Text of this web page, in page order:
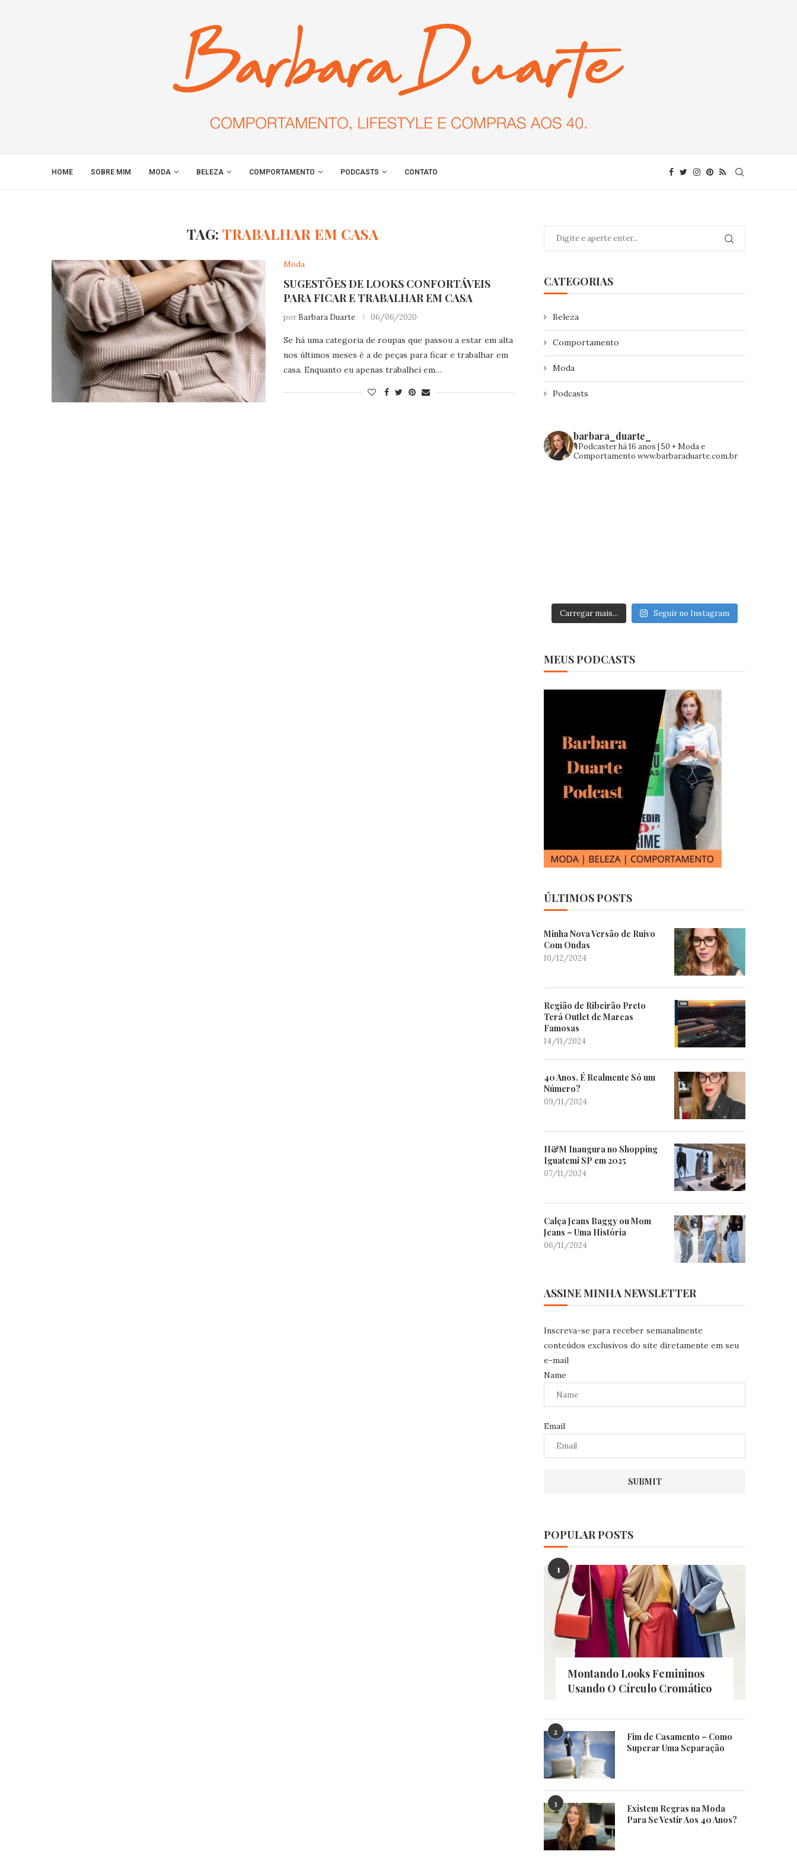
HOME SOBRE MIM MODA BELEZA COMPORTAMENTO PODCASTS CONTATO
TAG:TRABALHAR EM CASA
Moda
SUGESTÕES DE LOOKS CONFORTÁVEIS
PARA FICAR E TRABALHAR EM CASA
por Barbara Duarte 06/06/2020
Se há uma categoria de roupas que passou a estar em alta
nos últimos meses é a de peças para ficar e trabalhar em
casa. Enquanto eu apenas trabalhei em…
CATEGORIAS
Beleza
Comportamento
Moda
Podcasts
barbara_duarte_
🎙️Podcaster há 16 anos | 50 +Moda e
Comportamento www.barbaraduarte.com.br
Carregar mais... Seguir no Instagram
MEUS PODCASTS
ÚLTIMOS POSTS
Minha Nova Versão de Ruivo
Com Ondas
10/12/2024
Região de Ribeirão Preto
Terá Outlet de Marcas
Famosas
14/11/2024
40 Anos. É Realmente Só um
Número?
09/11/2024
H&M Inaugura no Shopping
Iguatemi SP em 2025
07/11/2024
Calça Jeans Baggy ou Mom
Jeans – Uma História
06/11/2024
ASSINE MINHA NEWSLETTER
Inscreva-se para receber semanalmente
conteúdos exclusivos do site diretamente em seu
e-mail
Name
Email
POPULAR POSTS
1
Montando Looks Femininos
Usando O Círculo Cromático
2
Fim de Casamento – Como
Superar Uma Separação
3
Existem Regras na Moda
Para Se Vestir Aos 40 Anos?